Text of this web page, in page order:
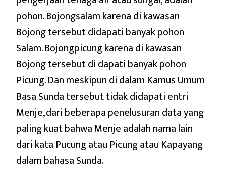
pohon. Bojongsalam karena di kawasan
Bojong tersebut didapati banyak pohon
Salam. Bojongpicung karena di kawasan
Bojong tersebut di dapati banyak pohon
Picung. Dan meskipun di dalam Kamus Umum
Basa Sunda tersebut tidak didapati entri
Menje, dari beberapa penelusuran data yang
paling kuat bahwa Menje adalah nama lain
dari kata Pucung atau Picung atau Kapayang
dalam bahasa Sunda.